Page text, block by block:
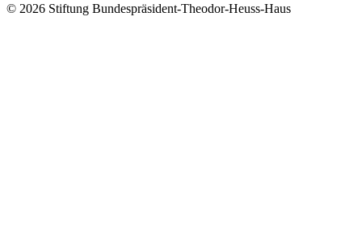
© 2026 Stiftung Bundespräsident-Theodor-Heuss-Haus